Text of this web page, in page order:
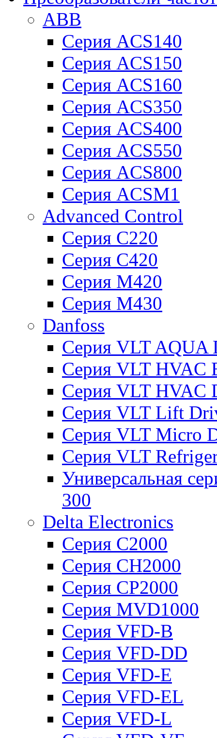
ABB
Серия ACS140
Серия ACS150
Серия ACS160
Серия ACS350
Серия ACS400
Серия ACS550
Серия ACS800
Серия ACSM1
Advanced Control
Серия C220
Серия C420
Серия M420
Серия M430
Danfoss
Серия VLT AQUA
Серия VLT HVAC
Серия VLT HVAC
Серия VLT Lift
Серия VLT Micro
Серия VLT
Универсальная
300
Delta Electronics
Серия C2000
Серия CH2000
Серия CP2000
Серия MVD1000
Серия VFD-B
Серия VFD-DD
Серия VFD-E
Серия VFD-EL
Серия VFD-L